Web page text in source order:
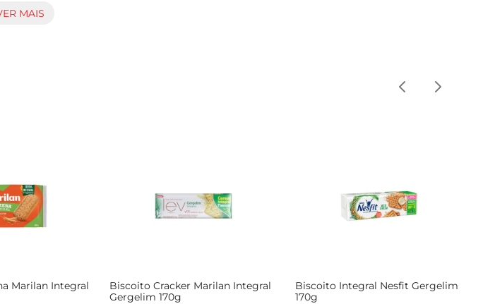
do açúcar no sangue. O mel, além de adoçar naturalmente, traz propriedades
ou na lancheira, garantindo um lanche prático e saudável em qualquer lugar. Perfeitos
MAIS
Marilan Integral
Biscoito Cracker Marilan Integral
Gergelim 170g
Biscoito Integral Nesfit Gergelim
170g